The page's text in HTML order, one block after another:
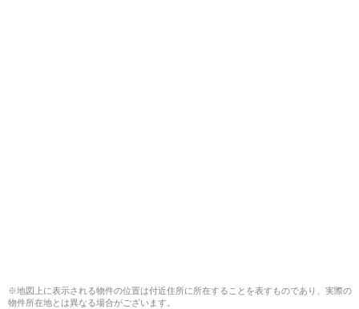
※地図上に表示される物件の位置は付近住所に所在することを表すものであり、実際の
物件所在地とは異なる場合がございます。